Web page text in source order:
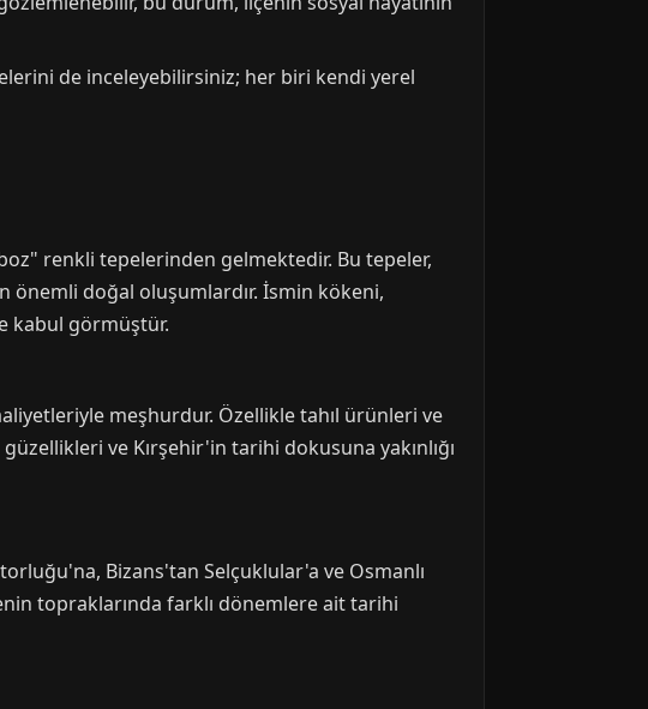
de inceleyebilirsiniz; her biri kendi yerel
renkli tepelerinden gelmektedir. Bu tepeler,
önemli doğal oluşumlardır. İsmin kökeni,
kabul görmüştür.
meşhurdur. Özellikle tahıl ürünleri ve
ve Kırşehir'in tarihi dokusuna yakınlığı
Bizans'tan Selçuklular'a ve Osmanlı
topraklarında farklı dönemlere ait tarihi